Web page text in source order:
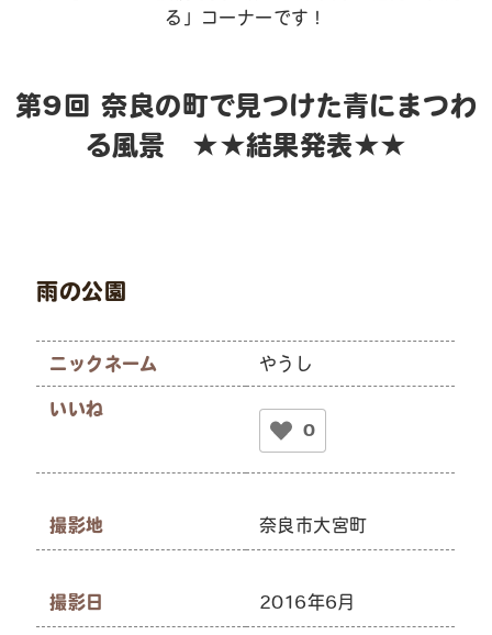
る」コーナーです！
第9回 奈良の町で見つけた青にまつわ
る風景 ★★結果発表★★
雨の公園
ニックネーム やうし
いいね
0
撮影地 奈良市大宮町
撮影日 2016年6月